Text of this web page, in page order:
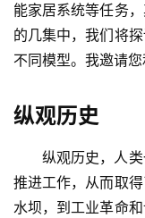
能家居系统等任务
的几集中，我们将
不同模型。我邀请
纵观历史
纵观历史，人
推进工作，从而取
水坝，到工业革命